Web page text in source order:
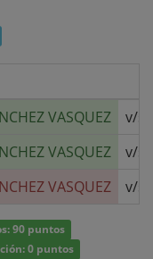
VASQUEZ
v/s
VASQUEZ
v/s
VASQUEZ v/s
90 puntos
0 puntos